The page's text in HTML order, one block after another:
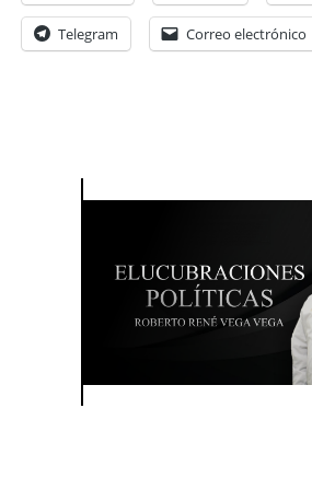
Telegram Correo electrónico